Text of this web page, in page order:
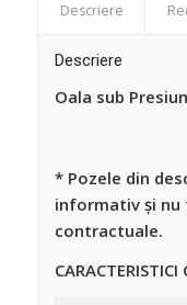
Descriere
Descriere
Oala sub
* Pozele din
informativ și nu
contractuale.
CARACTERISTICI